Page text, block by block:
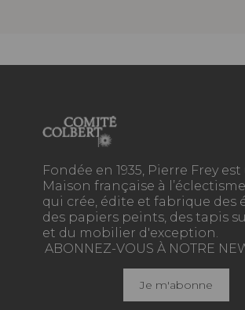
Fondée en 1935, Pierre Frey
Maison française à
qui crée, édite et fabrique des
des papiers peints, des tapis
et du mobilier d'exception.
ABONNEZ-VOUS À NOTRE
Je m'abonne